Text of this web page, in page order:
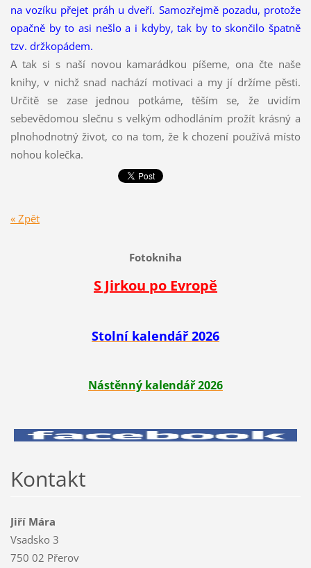
na vozíku přejet práh u dveří. Samozřejmě pozadu, protože
opačně by to asi nešlo a i kdyby, tak by to skončilo špatně
tzv. držkopádem.
A tak si s naší novou kamarádkou píšeme, ona čte naše
knihy, v nichž snad nachází motivaci a my jí držíme pěsti.
Určitě se zase jednou potkáme, těším se, že uvidím
sebevědomou slečnu s velkým odhodláním prožít krásný a
plnohodnotný život, co na tom, že k chození používá místo
nohou kolečka.
« Zpět
Fotokniha
S Jirkou po Evropě
Stolní kalendář 2026
Nástěnný kalendář 2026
Kontakt
Jiří Mára
Vsadsko 3
750 02 Přerov